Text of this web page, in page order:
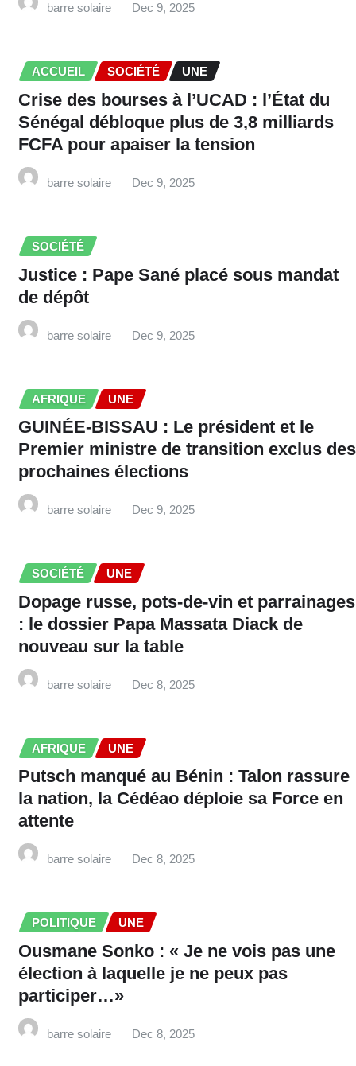
barre solaire Dec 9, 2025
ACCUEIL SOCIÉTÉ UNE
Crise des bourses à l’UCAD : l’État du
Sénégal débloque plus de 3,8 milliards
FCFA pour apaiser la tension
barre solaire Dec 9, 2025
SOCIÉTÉ
Justice : Pape Sané placé sous mandat
de dépôt
barre solaire Dec 9, 2025
AFRIQUE UNE
GUINÉE-BISSAU : Le président et le
Premier ministre de transition exclus des
prochaines élections
barre solaire Dec 9, 2025
SOCIÉTÉ UNE
Dopage russe, pots-de-vin et parrainages
: le dossier Papa Massata Diack de
nouveau sur la table
barre solaire Dec 8, 2025
AFRIQUE UNE
Putsch manqué au Bénin : Talon rassure
la nation, la Cédéao déploie sa Force en
attente
barre solaire Dec 8, 2025
POLITIQUE UNE
Ousmane Sonko : « Je ne vois pas une
élection à laquelle je ne peux pas
participer…»
barre solaire Dec 8, 2025